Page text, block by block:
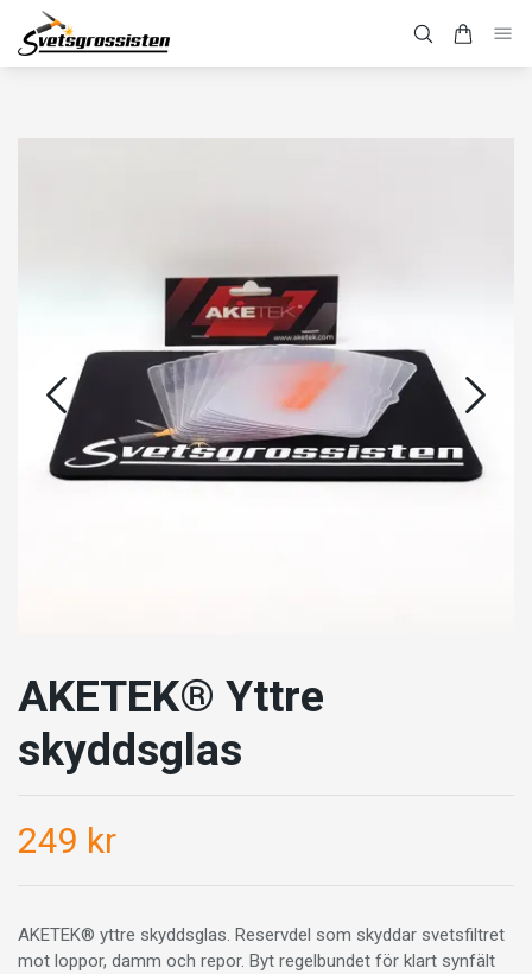
AKETEK® Yttre
skyddsglas
249 kr
AKETEK® yttre skyddsglas. Reservdel som skyddar svetsfiltret
mot loppor, damm och repor. Byt regelbundet för klart synfält